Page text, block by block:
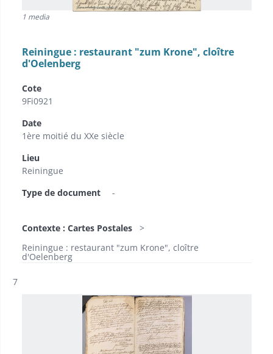
1 media
Reiningue : restaurant "zum Krone", cloître
d'Oelenberg
Cote
9Fi0921
Date
1ère moitié du XXe siècle
Lieu
Reiningue
Type de document
-
Contexte : Cartes Postales
Reiningue : restaurant "zum Krone", cloître
d'Oelenberg
Résultat n°
7